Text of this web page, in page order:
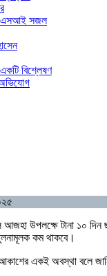
এএসআই সজল
বিশ্লেষণ
অভিযোগ
উপলক্ষে টানা ১০
তুলনামূলক কম থাকবে।
আকাশের একই অবস্থা